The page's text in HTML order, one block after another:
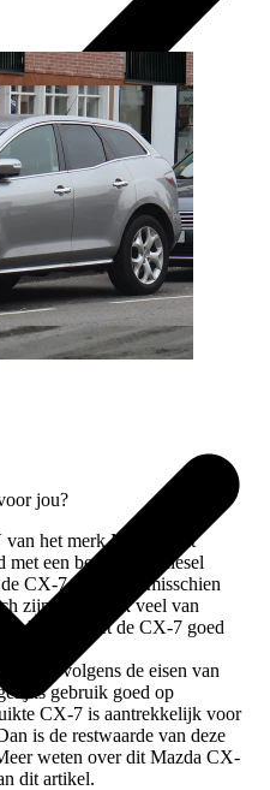
jou?
het merk Mazda. Dit
een benzine en diesel
CX-7 modellen misschien
zijn er redelijk veel van
kom je met de CX-7 goed
en volgens de eisen van
gebruik goed op
CX-7 is aantrekkelijk voor
is de restwaarde van deze
weten over dit Mazda CX-
dit artikel.